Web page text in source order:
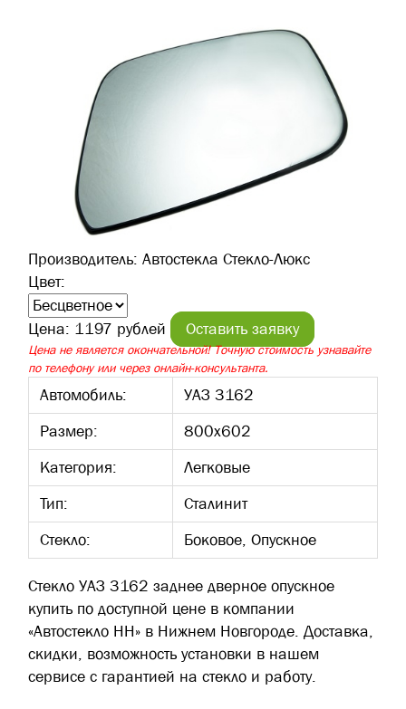
Производитель: Автостекла Стекло-Люкс
Цвет:
Цена: 1197 рублей Оставить заявку
Цена не является окончательной! Точную стоимость узнавайте
по телефону или через онлайн-консультанта.
Автомобиль:
УАЗ 3162
Размер:
800х602
Категория:
Легковые
Тип:
Сталинит
Стекло:
Боковое, Опускное
Стекло УАЗ 3162 заднее дверное опускное
купить по доступной цене в компании
«Автостекло НН» в Нижнем Новгороде. Доставка,
скидки, возможность установки в нашем
сервисе с гарантией на стекло и работу.